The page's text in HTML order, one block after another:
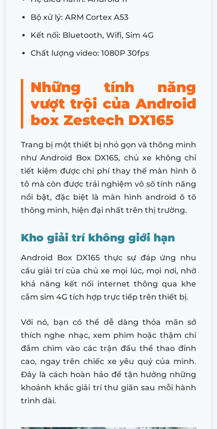
Bộ xử lý: ARM Cortex A53
Kết nối: Bluetooth, Wifi, Sim 4G
Chất lượng video: 1080P 30fps
Những tính năng
vượt trội của Android
box Zestech DX165
Trang bị một thiết bị nhỏ gọn và thông minh
như Android Box DX165, chủ xe không chỉ
tiết kiệm được chi phí thay thế màn hình ô
tô mà còn được trải nghiệm vô số tính năng
nổi bật, đặc biệt là màn hình android ô tô
thông minh, hiện đại nhất trên thị trường.
Kho giải trí không giới hạn
Android Box DX165 thực sự đáp ứng nhu
cầu giải trí của chủ xe mọi lúc, mọi nơi, nhờ
khả năng kết nối internet thông qua khe
cắm sim 4G tích hợp trực tiếp trên thiết bị.
Với nó, bạn có thể dễ dàng thỏa mãn sở
thích nghe nhạc, xem phim hoặc thậm chí
đắm chìm vào các trận đấu thể thao đỉnh
cao, ngay trên chiếc xe yêu quý của mình.
Đây là cách hoàn hảo để tận hưởng những
khoảnh khắc giải trí thư giãn sau mỗi hành
trình dài.